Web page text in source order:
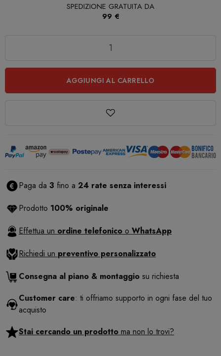
SPEDIZIONE GRATUITA DA
99 €
AGGIUNGI AL CARRELLO
Paga da 3 fino a 24 rate senza interessi
Prodotto 100% originale
Effettua un ordine telefonico o WhatsApp
Richiedi un preventivo personalizzato
Consegna al piano & montaggio su richiesta
Customer care: ti offriamo supporto in ogni fase del tuo
acquisto
Stai cercando un prodotto ma non lo trovi?